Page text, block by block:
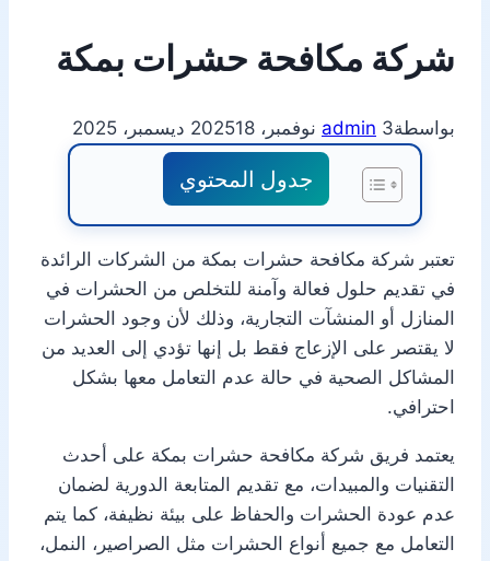
شركة مكافحة حشرات بمكة
بواسطة admin 3 نوفمبر، 2025 18 ديسمبر، 2025
جدول المحتوي
تعتبر شركة مكافحة حشرات بمكة من الشركات الرائدة
في تقديم حلول فعالة وآمنة للتخلص من الحشرات في
المنازل أو المنشآت التجارية، وذلك لأن وجود الحشرات
لا يقتصر على الإزعاج فقط بل إنها تؤدي إلى العديد من
المشاكل الصحية في حالة عدم التعامل معها بشكل
احترافي.
يعتمد فريق شركة مكافحة حشرات بمكة على أحدث
التقنيات والمبيدات، مع تقديم المتابعة الدورية لضمان
عدم عودة الحشرات والحفاظ على بيئة نظيفة، كما يتم
التعامل مع جميع أنواع الحشرات مثل الصراصير، النمل،